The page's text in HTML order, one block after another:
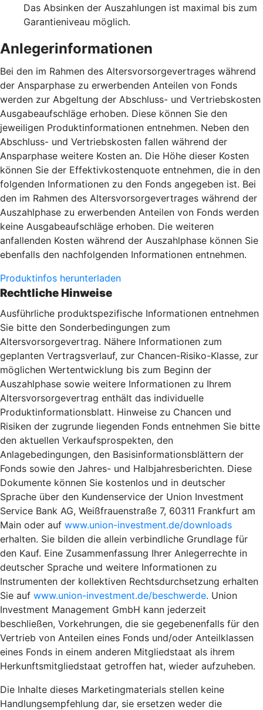
Das Absinken der Auszahlungen ist maximal bis zum
Garantieniveau möglich.
Anlegerinformationen
Bei den im Rahmen des Altersvorsorgevertrages während
der Ansparphase zu erwerbenden Anteilen von Fonds
werden zur Abgeltung der Abschluss- und Vertriebskosten
Ausgabeaufschläge erhoben. Diese können Sie den
jeweiligen Produktinformationen entnehmen. Neben den
Abschluss- und Vertriebskosten fallen während der
Ansparphase weitere Kosten an. Die Höhe dieser Kosten
können Sie der Effektivkostenquote entnehmen, die in den
folgenden Informationen zu den Fonds angegeben ist. Bei
den im Rahmen des Altersvorsorgevertrages während der
Auszahlphase zu erwerbenden Anteilen von Fonds werden
keine Ausgabeaufschläge erhoben. Die weiteren
anfallenden Kosten während der Auszahlphase können Sie
ebenfalls den nachfolgenden Informationen entnehmen.
Produktinfos herunterladen
Rechtliche Hinweise
Ausführliche produktspezifische Informationen entnehmen
Sie bitte den Sonderbedingungen zum
Altersvorsorgevertrag. Nähere Informationen zum
geplanten Vertragsverlauf, zur Chancen-Risiko-Klasse, zur
möglichen Wertentwicklung bis zum Beginn der
Auszahlphase sowie weitere Informationen zu Ihrem
Altersvorsorgevertrag enthält das individuelle
Produktinformationsblatt. Hinweise zu Chancen und
Risiken der zugrunde liegenden Fonds entnehmen Sie bitte
den aktuellen Verkaufsprospekten, den
Anlagebedingungen, den Basisinformationsblättern der
Fonds sowie den Jahres- und Halbjahresberichten. Diese
Dokumente können Sie kostenlos und in deutscher
Sprache über den Kundenservice der Union Investment
Service Bank AG, Weißfrauenstraße 7, 60311 Frankfurt am
Main oder auf www.union-investment.de/downloads
erhalten. Sie bilden die allein verbindliche Grundlage für
den Kauf. Eine Zusammenfassung Ihrer Anlegerrechte in
deutscher Sprache und weitere Informationen zu
Instrumenten der kollektiven Rechtsdurchsetzung erhalten
Sie auf www.union-investment.de/beschwerde. Union
Investment Management GmbH kann jederzeit
beschließen, Vorkehrungen, die sie gegebenenfalls für den
Vertrieb von Anteilen eines Fonds und/oder Anteilklassen
eines Fonds in einem anderen Mitgliedstaat als ihrem
Herkunftsmitgliedstaat getroffen hat, wieder aufzuheben.
Die Inhalte dieses Marketingmaterials stellen keine
Handlungsempfehlung dar, sie ersetzen weder die